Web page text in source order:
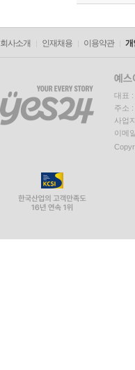
『워싱턴 포
변주곡을
관찰이 현재
『더 타임스
응답하지
『인디펜던
회사소개 인재채용 이용약관 개
대표
주소
사업
이메